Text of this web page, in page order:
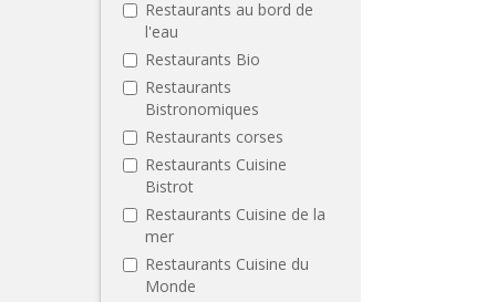
Restaurants au bord de
l'eau
Restaurants Bio
Restaurants
Bistronomiques
Restaurants corses
Restaurants Cuisine
Bistrot
Restaurants Cuisine de la
mer
Restaurants Cuisine du
Monde